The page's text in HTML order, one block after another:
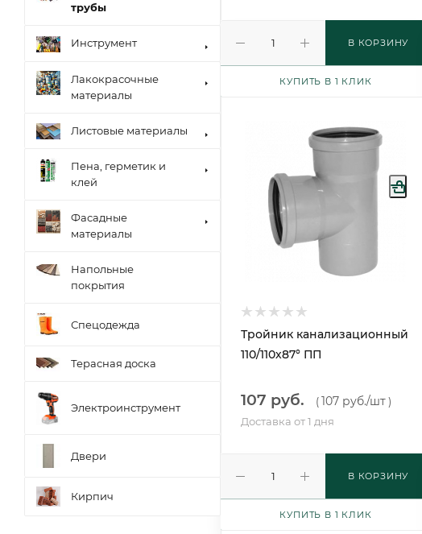
В КОРЗИНУ
КУПИТЬ В 1 КЛИК
Тройник канализационный
110/110х87° ПП
107 руб. (107 руб./шт)
Доставка от 1 дня
В КОРЗИНУ
КУПИТЬ В 1 КЛИК
трубы
Инструмент
Лакокрасочные
материалы
Листовые материалы
Пена, герметик и
клей
Фасадные
материалы
Напольные
покрытия
Спецодежда
Терасная доска
Электроинструмент
Двери
Кирпич